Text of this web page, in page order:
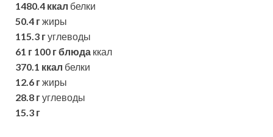
1480.4 ккал белки
50.4 гжиры
115.3 гуглеводы
61 г 100 г блюда ккал
370.1 ккал белки
12.6 гжиры
28.8 гуглеводы
15.3 г